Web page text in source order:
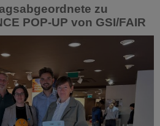
zu
POP-UP von GSI/FAIR